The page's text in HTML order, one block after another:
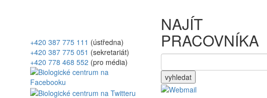
+420 387 775 111 (ústředna)
+420 387 775 051 (sekretariát)
+420 778 468 552 (pro média)
NAJÍT
PRACOVNÍKA
vyhledat